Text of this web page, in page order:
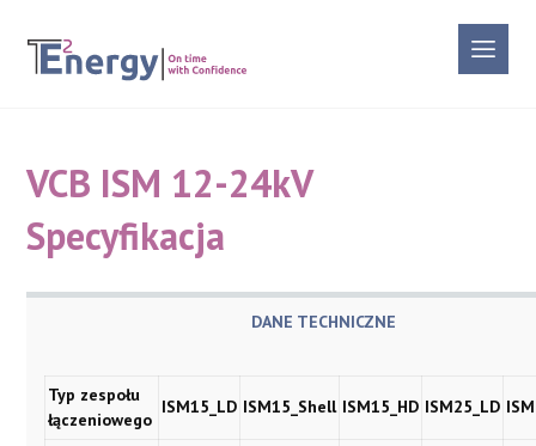
VCB ISM 12-24kV
Specyfikacja
DANE TECHNICZNE
Typ zespołu
łączeniowego
ISM15_LD ISM15_Shell ISM15_HD ISM25_LD